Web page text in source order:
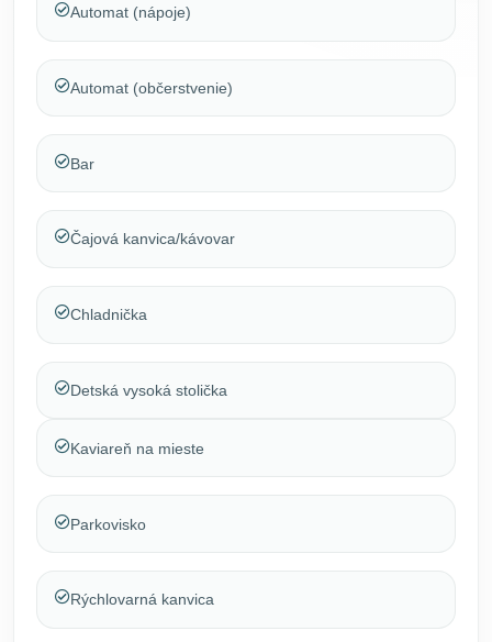
Automat (nápoje)
Automat (občerstvenie)
Bar
Čajová kanvica/kávovar
Chladnička
Detská vysoká stolička
Kaviareň na mieste
Parkovisko
Rýchlovarná kanvica